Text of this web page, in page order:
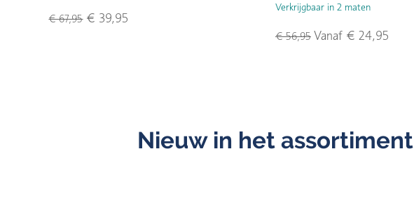
€ 67,95€ 39,95
Verkrijgbaar in 2 maten
€ 56,95Vanaf € 24,95
Nieuw in het assortiment